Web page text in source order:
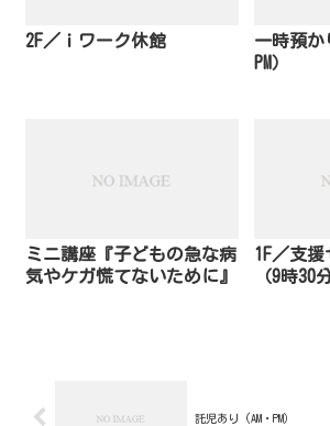
2F／ｉワーク休館
一時預か
PM）
ミニ講座『子どもの急な病
気やケガ慌てないために』
1F／支
（9時30
託児あり (AM・PM）